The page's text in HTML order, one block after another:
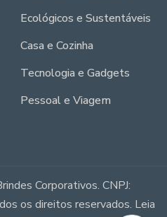
Ecológicos e Sustentáveis
Casa e Cozinha
Tecnologia e Gadgets
Pessoal e Viagem
Corporativos. CNPJ:
os direitos reservados. Leia